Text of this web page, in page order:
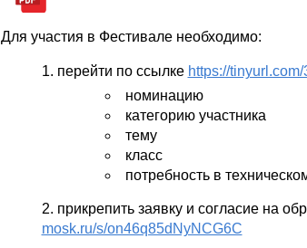
Для участия в Фестивале необходимо:
перейти по ссылке https://
номинацию
категорию участника
тему
класс
потребность в
прикрепить заявку и согласие на
mosk.ru/s/on46q85dNyNCG6C